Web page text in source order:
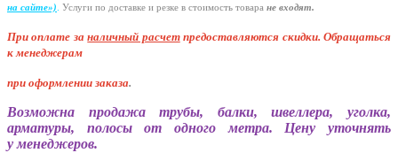
на сайте»). Услуги по доставке и резке в стоимость товара не входят.
При оплате заналичный расчет предоставляются скидки. Обращаться
к менеджерам
при оформлении заказа.
Возможна продажа трубы, балки, швеллера, уголка,
арматуры, полосы от одного метра. Цену уточнять
у менеджеров.